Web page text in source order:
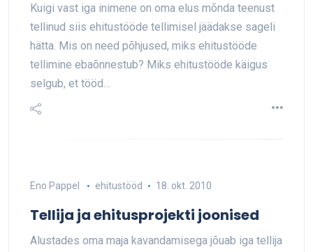
Kuigi vast iga inimene on oma elus mõnda teenust
tellinud siis ehitustööde tellimisel jäädakse sageli
hätta. Mis on need põhjused, miks ehitustööde
tellimine ebaõnnestub? Miks ehitustööde käigus
selgub, et tööd…
Eno Pappel ehitustööd 18. okt. 2010
Tellija ja ehitusprojekti joonised
Alustades oma maja kavandamisega jõuab iga tellija